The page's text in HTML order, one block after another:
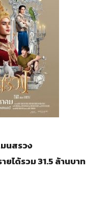
นสรวง
ยได้รวม 31.5 ล้านบาท